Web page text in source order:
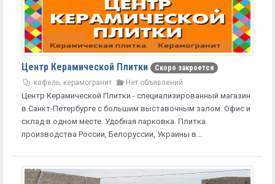
Центр Керамической Плитки
Скоро закроется
кафель, керамогранит
Нет объявлений
Центр Керамической Плитки - специализированный магазин
в Санкт-Петербурге с большим выставочным залом. Офис и
склад в одном месте. Удобная парковка. Плитка
производства России, Белоруссии, Украины в...